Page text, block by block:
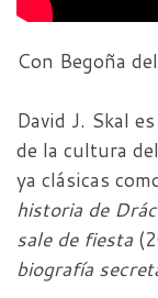
Con Begoña
David J. Skal
de la cultura
ya clásicas
historia de
sale de fiesta
biografía